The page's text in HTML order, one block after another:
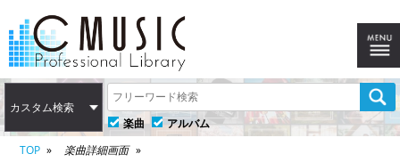
カスタム検索
楽曲
アルバム
TOP
楽曲詳細画面